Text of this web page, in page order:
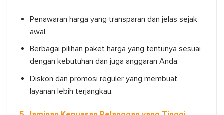
Penawaran harga yang transparan dan jelas sejak
awal.
Berbagai pilihan paket harga yang tentunya sesuai
dengan kebutuhan dan juga anggaran Anda.
Diskon dan promosi reguler yang membuat
layanan lebih terjangkau.